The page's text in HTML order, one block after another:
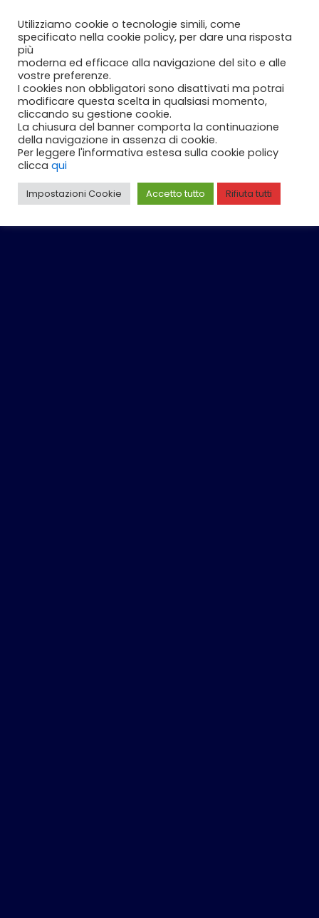
contenuto
Utilizziamo cookie o tecnologie simili, come
specificato nella cookie policy, per dare una risposta
più
moderna ed efficace alla navigazione del sito e alle
vostre preferenze.
I cookies non obbligatori sono disattivati ma potrai
modificare questa scelta in qualsiasi momento,
cliccando su gestione cookie.
La chiusura del banner comporta la continuazione
della navigazione in assenza di cookie.
Per leggere l'informativa estesa sulla cookie policy
clicca qui
Impostazioni Cookie Accetto tutto Rifiuta tutti